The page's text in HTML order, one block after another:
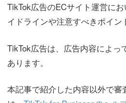
TikTok広告のECサイト運営に
イドラインや注意すべきポイン
TikTok広告は、広告内容によっ
あります。
本記事で紹介した内容以外で審